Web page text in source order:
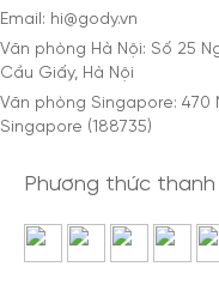
Email: hi@gody.vn
Văn phòng Hà Nội: Số 25
Cầu Giấy, Hà Nội
Văn phòng Singapore: 470
Singapore (188735)
Phương thức